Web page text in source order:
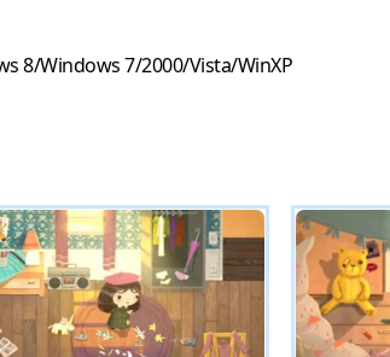
8/Windows 7/2000/Vista/WinXP